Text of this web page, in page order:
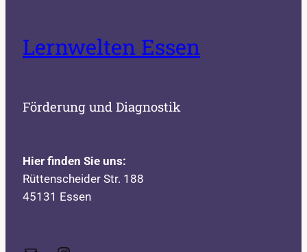
Lernwelten Essen
Förderung und Diagnostik
Hier finden Sie uns:
Rüttenscheider Str. 188
45131 Essen